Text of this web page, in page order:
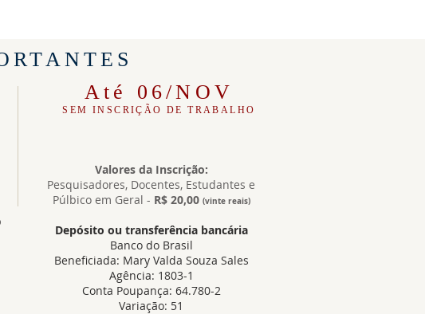
Até 06/NOV
SEM INSCRIÇÃO DE TRABALHO
Valores da Inscrição:
Pesquisadores, Docentes, Estudantes e
Púlbico em Geral - R$ 20,00 (vinte reais)
Depósito ou transferência bancária
Banco do Brasil
Beneficiada: Mary Valda Souza Sales
Agência: 1803-1
Conta Poupança: 64.780-2
Variação: 51